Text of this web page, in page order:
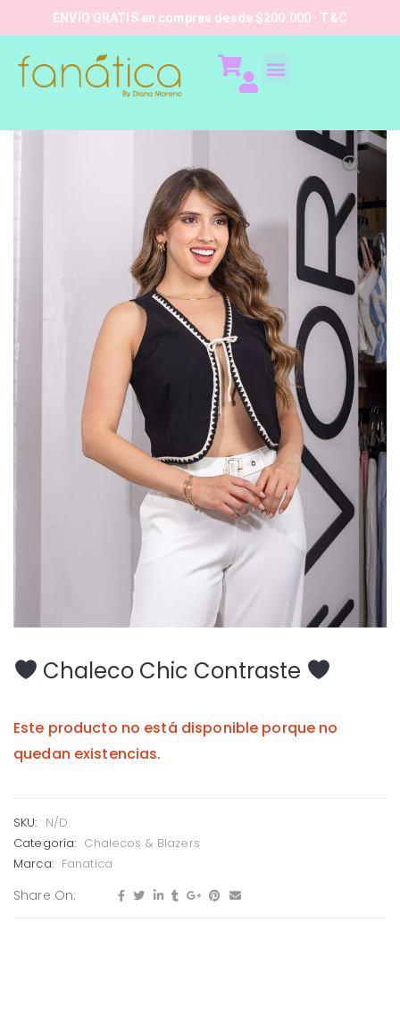
ENVÍO GRATIS en compras desde $200.000 · T&C
Chaleco Chic Contraste
Este producto no está disponible porque no
quedan existencias.
SKU: N/D
Categoría: Chalecos & Blazers
Marca: Fanatica
Share On: